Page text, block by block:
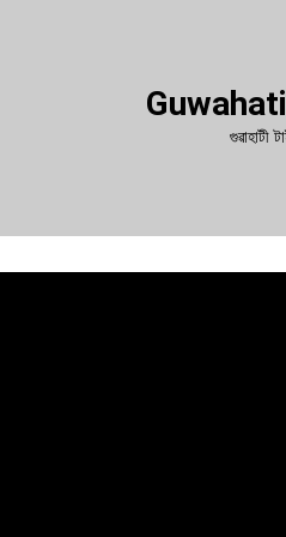
গুৱাহাটী